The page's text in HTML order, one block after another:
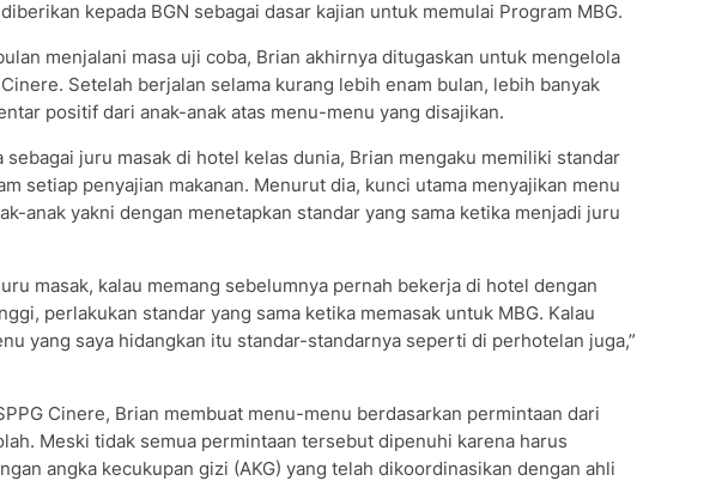
kepada BGN sebagai dasar kajian untuk memulai Program MBG.
menjalani masa uji coba, Brian akhirnya ditugaskan untuk mengelola
Setelah berjalan selama kurang lebih enam bulan, lebih banyak
positif dari anak-anak atas menu-menu yang disajikan.
sebagai juru masak di hotel kelas dunia, Brian mengaku memiliki standar
setiap penyajian makanan. Menurut dia, kunci utama menyajikan menu
anak yakni dengan menetapkan standar yang sama ketika menjadi juru
masak, kalau memang sebelumnya pernah bekerja di hotel dengan
perlakukan standar yang sama ketika memasak untuk MBG. Kalau
yang saya hidangkan itu standar-standarnya seperti di perhotelan juga,”
Cinere, Brian membuat menu-menu berdasarkan permintaan dari
Meski tidak semua permintaan tersebut dipenuhi karena harus
angka kecukupan gizi (AKG) yang telah dikoordinasikan dengan ahli